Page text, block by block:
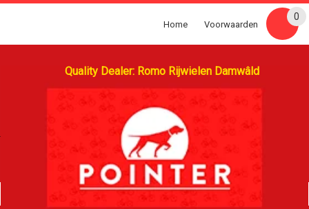
Quality Dealer: Romo Rijwielen Damwâld
Home Voorwaarden
0